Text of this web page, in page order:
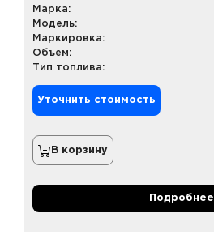
Марка:
Модель:
Маркировка:
Объем:
Тип топлива:
Уточнить стоимость
В корзину
Подробнее